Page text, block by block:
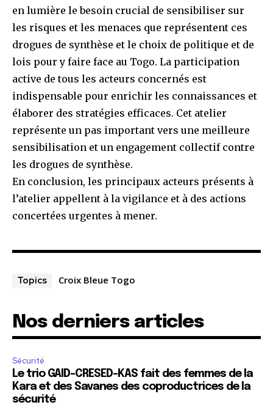
en lumière le besoin crucial de sensibiliser sur
les risques et les menaces que représentent ces
drogues de synthèse et le choix de politique et de
lois pour y faire face au Togo. La participation
active de tous les acteurs concernés est
indispensable pour enrichir les connaissances et
élaborer des stratégies efficaces. Cet atelier
représente un pas important vers une meilleure
sensibilisation et un engagement collectif contre
les drogues de synthèse.
En conclusion, les principaux acteurs présents à
l’atelier appellent à la vigilance et à des actions
concertées urgentes à mener.
Topics Croix Bleue Togo
Nos derniers articles
Sécurité
Le trio GAID-CRESED-KAS fait des femmes de la
Kara et des Savanes des coproductrices de la
sécurité